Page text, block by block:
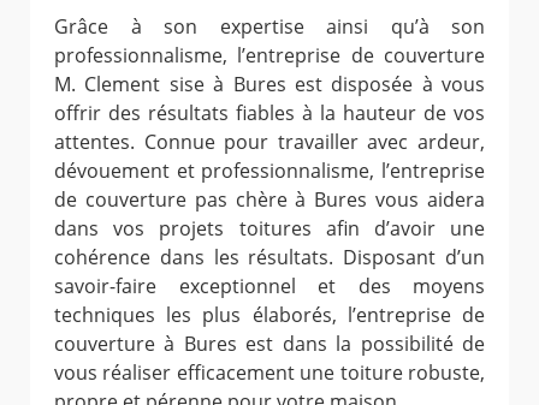
Grâce à son expertise ainsi qu’à son
professionnalisme, l’entreprise de couverture
M. Clement sise à Bures est disposée à vous
offrir des résultats fiables à la hauteur de vos
attentes. Connue pour travailler avec ardeur,
dévouement et professionnalisme, l’entreprise
de couverture pas chère à Bures vous aidera
dans vos projets toitures afin d’avoir une
cohérence dans les résultats. Disposant d’un
savoir-faire exceptionnel et des moyens
techniques les plus élaborés, l’entreprise de
couverture à Bures est dans la possibilité de
vous réaliser efficacement une toiture robuste,